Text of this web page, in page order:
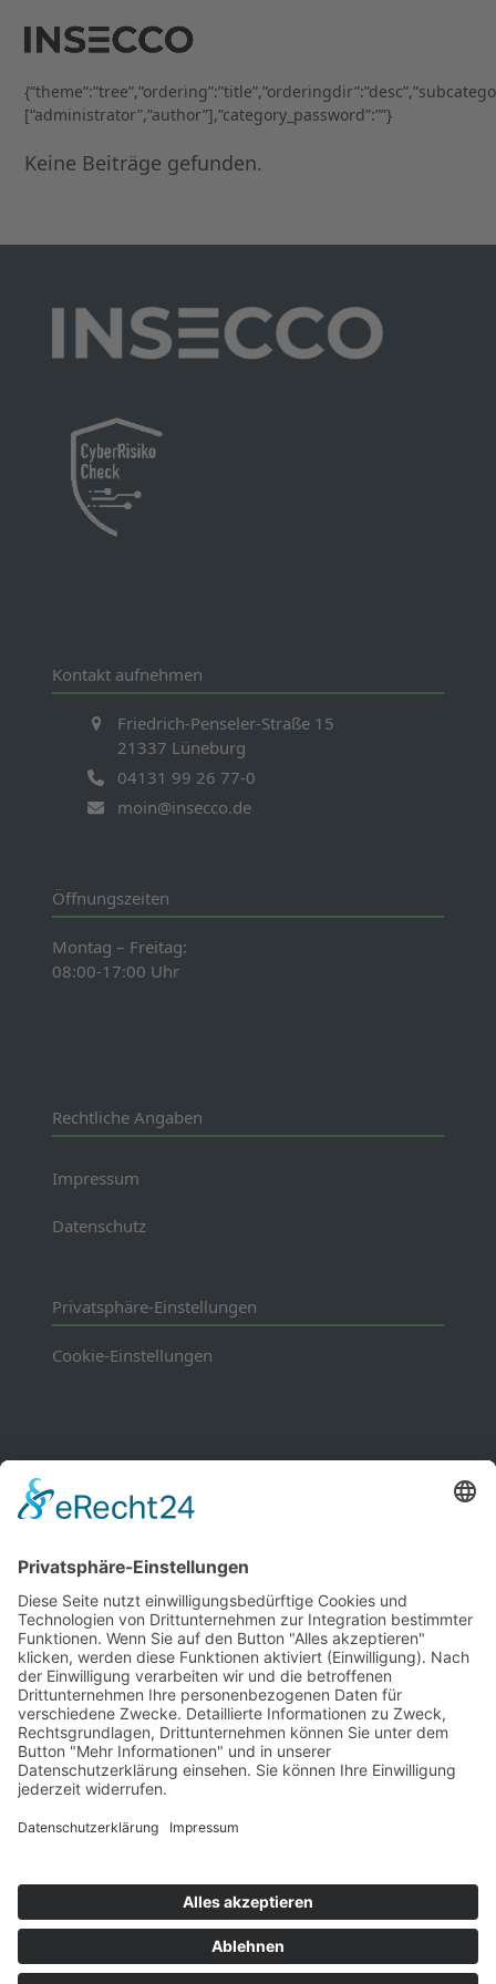
content
mobile
menu
mobile
menu
[“administrator”,”author”],”category_password”:””}
Keine Beiträge gefunden.
Kontakt aufnehmen
Friedrich-Penseler-Straße 15
21337 Lüneburg
04131 99 26 77-0
moin@insecco.de
Öffnungszeiten
Montag – Freitag:
08:00-17:00 Uhr
Rechtliche Angaben
Impressum
Datenschutz
Privatsphäre-Einstellungen
Cookie-Einstellungen
Mitgliedschaften